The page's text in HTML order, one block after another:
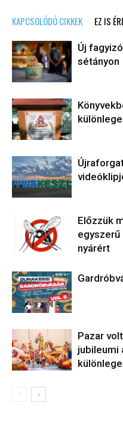
KAPCSOLÓDÓ CIKKEK EZ IS
Új
sétányon
Előzzük
nyárért
Pazar
jubileumi